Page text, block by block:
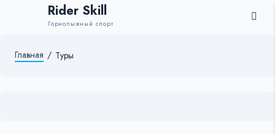
Rider Skill
Горнолыжный спорт
Главная / Туры